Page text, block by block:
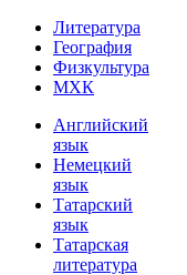
Литература
География
Физкультура
МХК
Английский
язык
Немецкий
язык
Татарский
язык
Татарская
литература